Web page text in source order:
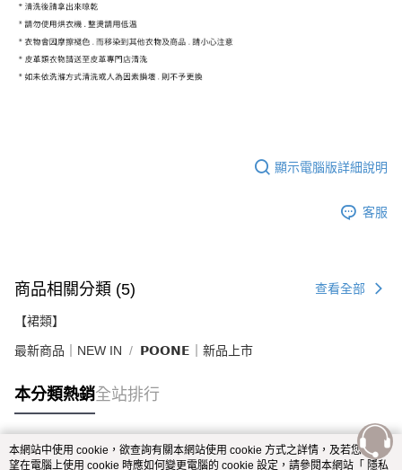
顯示電腦版詳細說明
客服
商品相關分類 (5) 查看全部
【裙類】
最新商品｜NEW IN 𝗣𝗢𝗢𝗡𝗘｜新品上市
本分類熱銷全站排行
熱門標籤
本網站中使用 cookie，欲查詢有關本網站使用 cookie 方式之詳情，及若您不希
望在電腦上使用 cookie 時應如何變更電腦的 cookie 設定，請參閱本網站「 隱私